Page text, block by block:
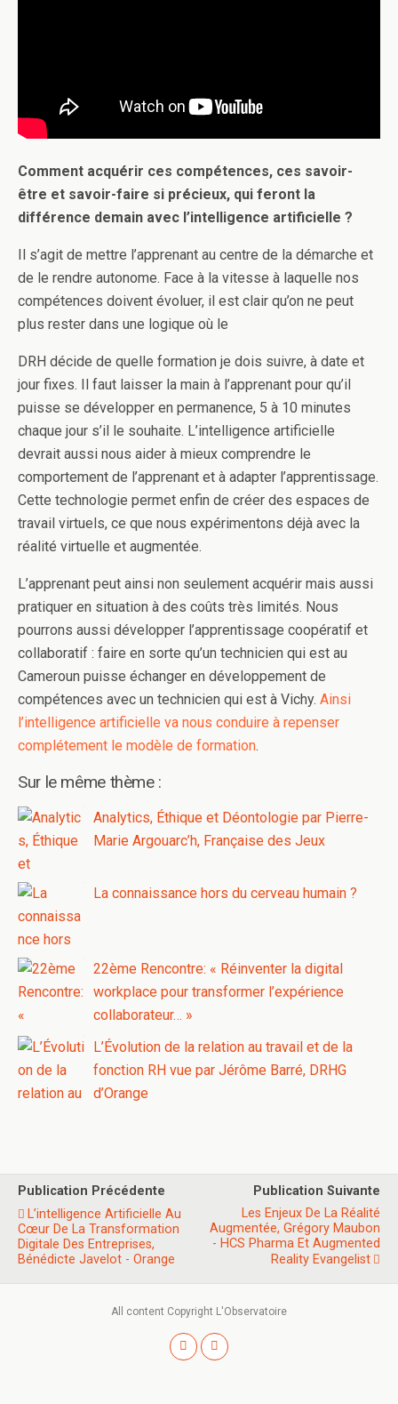
Comment acquérir ces compétences, ces savoir-
être et savoir-faire si précieux, qui feront la
différence demain avec l’intelligence artificielle ?
Il s’agit de mettre l’apprenant au centre de la démarche et
de le rendre autonome. Face à la vitesse à laquelle nos
compétences doivent évoluer, il est clair qu’on ne peut
plus rester dans une logique où le
DRH décide de quelle formation je dois suivre, à date et
jour fixes. Il faut laisser la main à l’apprenant pour qu’il
puisse se développer en permanence, 5 à 10 minutes
chaque jour s’il le souhaite. L’intelligence artificielle
devrait aussi nous aider à mieux comprendre le
comportement de l’apprenant et à adapter l’apprentissage.
Cette technologie permet enfin de créer des espaces de
travail virtuels, ce que nous expérimentons déjà avec la
réalité virtuelle et augmentée.
L’apprenant peut ainsi non seulement acquérir mais aussi
pratiquer en situation à des coûts très limités. Nous
pourrons aussi développer l’apprentissage coopératif et
collaboratif : faire en sorte qu’un technicien qui est au
Cameroun puisse échanger en développement de
compétences avec un technicien qui est à Vichy. Ainsi
l’intelligence artificielle va nous conduire à repenser
complétement le modèle de formation.
Sur le même thème :
Analytics, Éthique et Déontologie par Pierre-
Marie Argouarc’h, Française des Jeux
La connaissance hors du cerveau humain ?
22ème Rencontre: « Réinventer la digital
workplace pour transformer l’expérience
collaborateur… »
L’Évolution de la relation au travail et de la
fonction RH vue par Jérôme Barré, DRHG
d’Orange
Publication Précédente
L’intelligence Artificielle Au
Cœur De La Transformation
Digitale Des Entreprises,
Bénédicte Javelot - Orange
Publication Suivante
Les Enjeux De La Réalité
Augmentée, Grégory Maubon
- HCS Pharma Et Augmented
Reality Evangelist
All content Copyright L'Observatoire